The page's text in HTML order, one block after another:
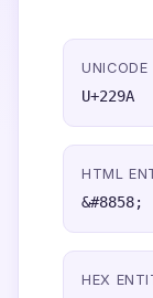
UNICODE
U+229A
HTML
&#8858;
HEX